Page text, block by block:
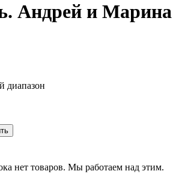
Андрей и Марина
диапазон
нет товаров. Мы работаем над этим.